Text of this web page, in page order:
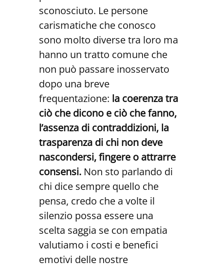
sconosciuto. Le persone
carismatiche che conosco
sono molto diverse tra loro ma
hanno un tratto comune che
non può passare inosservato
dopo una breve
frequentazione: la coerenza tra
ciò che dicono e ciò che fanno,
l’assenza di contraddizioni, la
trasparenza di chi non deve
nascondersi, fingere o attrarre
consensi. Non sto parlando di
chi dice sempre quello che
pensa, credo che a volte il
silenzio possa essere una
scelta saggia se con empatia
valutiamo i costi e benefici
emotivi delle nostre